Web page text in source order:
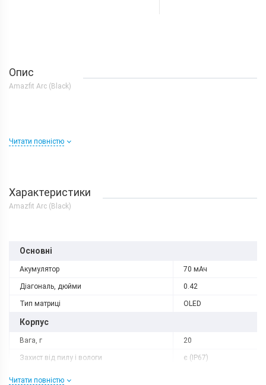
Опис
Amazfit Arc (Black)
Читати повністю
Характеристики
Amazfit Arc (Black)
Основні
Акумулятор 70 мАч
Діагональ, дюйми 0.42
Тип матриці OLED
Корпус
Вага, г 20
Захист від пилу і вологи є (IP67)
Читати повністю